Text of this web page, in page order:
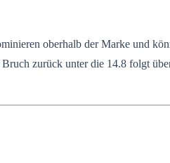
oberhalb der Marke und
zurück unter die 14.8 folgt